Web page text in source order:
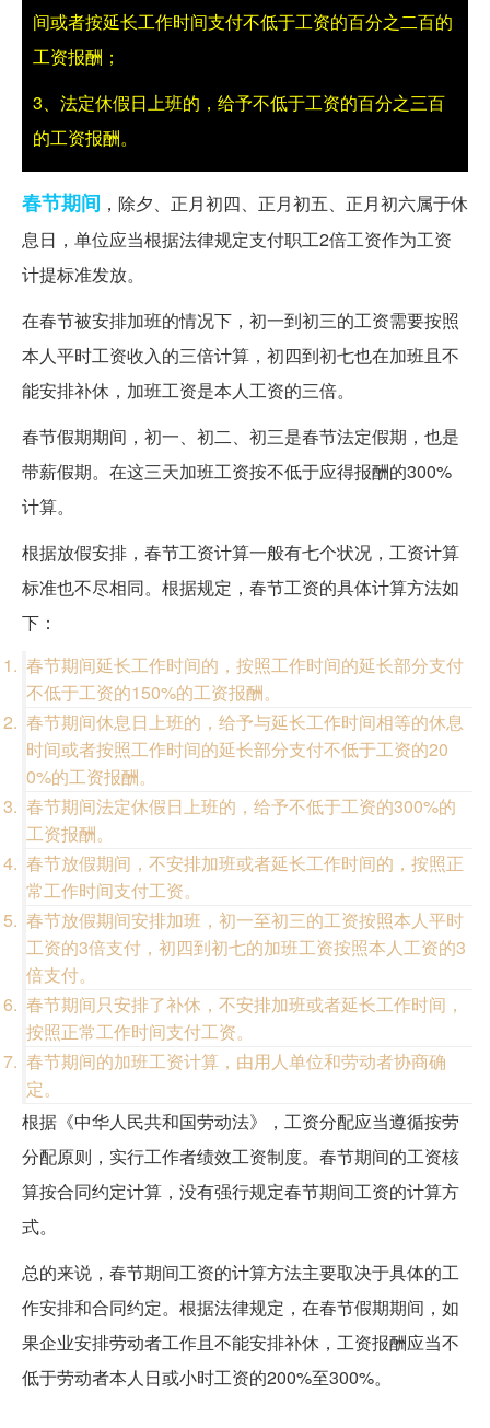
间或者按延长工作时间支付不低于工资的百分之二百的
工资报酬；
3、法定休假日上班的，给予不低于工资的百分之三百
的工资报酬。
春节期间 ，除夕、正月初四、正月初五、正月初六属于休
息日，单位应当根据法律规定支付职工2倍工资作为工资
计提标准发放。
在春节被安排加班的情况下，初一到初三的工资需要按照
本人平时工资收入的三倍计算，初四到初七也在加班且不
能安排补休，加班工资是本人工资的三倍。
春节假期期间，初一、初二、初三是春节法定假期，也是
带薪假期。在这三天加班工资按不低于应得报酬的300%
计算。
根据放假安排，春节工资计算一般有七个状况，工资计算
标准也不尽相同。根据规定，春节工资的具体计算方法如
下：
春节期间延长工作时间的，按照工作时间的延长部分支付
不低于工资的150%的工资报酬。
春节期间休息日上班的，给予与延长工作时间相等的休息
时间或者按照工作时间的延长部分支付不低于工资的20
0%的工资报酬。
春节期间法定休假日上班的，给予不低于工资的300%的
工资报酬。
春节放假期间，不安排加班或者延长工作时间的，按照正
常工作时间支付工资。
春节放假期间安排加班，初一至初三的工资按照本人平时
工资的3倍支付，初四到初七的加班工资按照本人工资的3
倍支付。
春节期间只安排了补休，不安排加班或者延长工作时间，
按照正常工作时间支付工资。
春节期间的加班工资计算，由用人单位和劳动者协商确
定。
根据《中华人民共和国劳动法》，工资分配应当遵循按劳
分配原则，实行工作者绩效工资制度。春节期间的工资核
算按合同约定计算，没有强行规定春节期间工资的计算方
式。
总的来说，春节期间工资的计算方法主要取决于具体的工
作安排和合同约定。根据法律规定，在春节假期期间，如
果企业安排劳动者工作且不能安排补休，工资报酬应当不
低于劳动者本人日或小时工资的200%至300%。